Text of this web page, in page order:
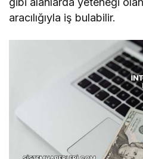
aracılığıyla iş bulabilir.